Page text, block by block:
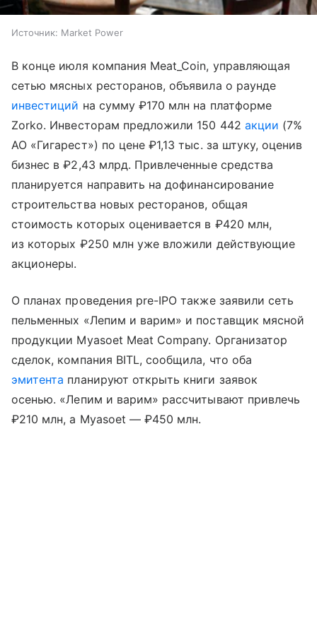
Источник: Market Power
В конце июля компания Meat_Coin, управляющая
сетью мясных ресторанов, объявила о раунде
инвестиций на сумму ₽170 млн на платформе
Zorko. Инвесторам предложили 150 442 акции (7%
АО «Гигарест») по цене ₽1,13 тыс. за штуку, оценив
бизнес в ₽2,43 млрд. Привлеченные средства
планируется направить на дофинансирование
строительства новых ресторанов, общая
стоимость которых оценивается в ₽420 млн,
из которых ₽250 млн уже вложили действующие
акционеры.
О планах проведения pre-IPO также заявили сеть
пельменных «Лепим и варим» и поставщик мясной
продукции Myasoet Meat Company. Организатор
сделок, компания BITL, сообщила, что оба
эмитента планируют открыть книги заявок
осенью. «Лепим и варим» рассчитывают привлечь
₽210 млн, а Myasoet — ₽450 млн.